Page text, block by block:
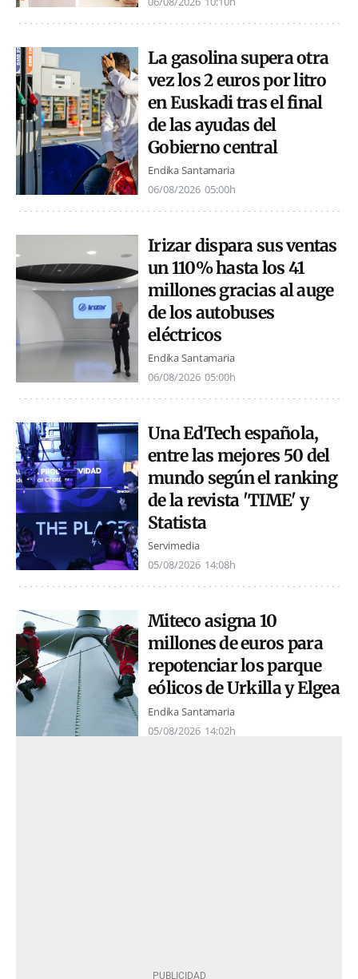
La gasolina supera otra
vez los 2 euros por litro
en Euskadi tras el final
de las ayudas del
Gobierno central
Endika Santamaria
06/08/2026 05:00h
Irizar dispara sus ventas
un 110% hasta los 41
millones gracias al auge
de los autobuses
eléctricos
Endika Santamaria
06/08/2026 05:00h
Una EdTech española,
entre las mejores 50 del
mundo según el ranking
de la revista 'TIME' y
Statista
Servimedia
05/08/2026 14:08h
Miteco asigna 10
millones de euros para
repotenciar los parque
eólicos de Urkilla y Elgea
Endika Santamaria
05/08/2026 14:02h